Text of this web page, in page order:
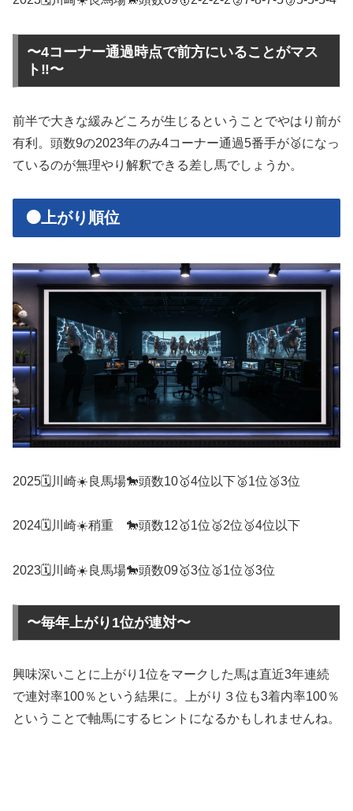
〜4コーナー通過時点で前方にいることがマス
ト‼️〜
前半で大きな緩みどころが生じるということでやはり前が
有利。頭数9の2023年のみ4コーナー通過5番手が🥈になっ
ているのが無理やり解釈できる差し馬でしょうか。
🟠上がり順位
2025🗓️川崎☀️良馬場🐎頭数10🥇4位以下🥈1位🥉3位
2024🗓️川崎☀️稍重 🐎頭数12🥇1位🥈2位🥉4位以下
2023🗓️川崎☀️良馬場🐎頭数09🥇3位🥈1位🥉3位
〜毎年上がり1位が連対〜
興味深いことに上がり1位をマークした馬は直近3年連続
で連対率100％という結果に。上がり３位も3着内率100％
ということで軸馬にするヒントになるかもしれませんね。